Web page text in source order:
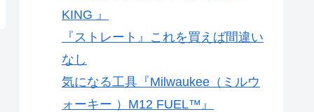
KING 』
『ストレート』これを買えば間違い
なし
気になる工具『Milwaukee（ミルウ
ォーキー ）M12 FUEL™』